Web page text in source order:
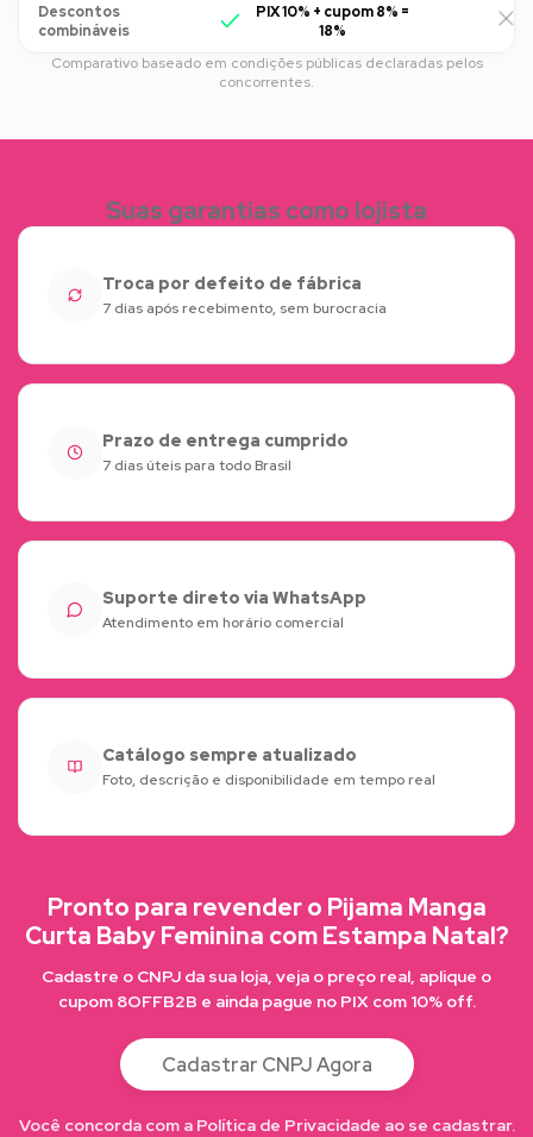
Descontos
combináveis
PIX 10% + cupom 8% =
18%
Comparativo baseado em condições públicas declaradas pelos
concorrentes.
Suas garantias como lojista
Troca por defeito de fábrica
7 dias após recebimento, sem burocracia
Prazo de entrega cumprido
7 dias úteis para todo Brasil
Suporte direto via WhatsApp
Atendimento em horário comercial
Catálogo sempre atualizado
Foto, descrição e disponibilidade em tempo real
Pronto para revender o Pijama Manga
Curta Baby Feminina com Estampa Natal?
Cadastre o CNPJ da sua loja, veja o preço real, aplique o
cupom 8OFFB2B e ainda pague no PIX com 10% off.
Cadastrar CNPJ Agora
Você concorda com a Política de Privacidade ao se cadastrar.